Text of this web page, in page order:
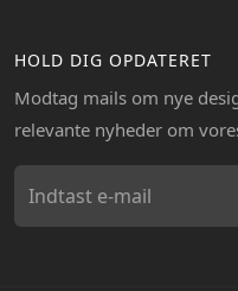
HOLD DIG OPDATERET
Modtag mails om nye
relevante nyheder om